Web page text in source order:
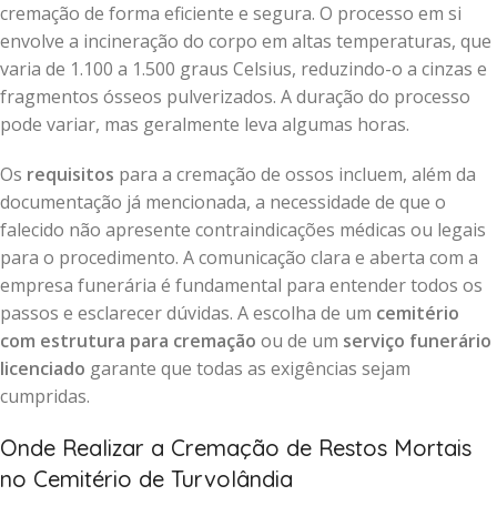
cremação de forma eficiente e segura. O processo em si
envolve a incineração do corpo em altas temperaturas, que
varia de 1.100 a 1.500 graus Celsius, reduzindo-o a cinzas e
fragmentos ósseos pulverizados. A duração do processo
pode variar, mas geralmente leva algumas horas.
Os requisitos para a cremação de ossos incluem, além da
documentação já mencionada, a necessidade de que o
falecido não apresente contraindicações médicas ou legais
para o procedimento. A comunicação clara e aberta com a
empresa funerária é fundamental para entender todos os
passos e esclarecer dúvidas. A escolha de um cemitério
com estrutura para cremação ou de um serviço funerário
licenciado garante que todas as exigências sejam
cumpridas.
Onde Realizar a Cremação de Restos Mortais
no Cemitério de Turvolândia